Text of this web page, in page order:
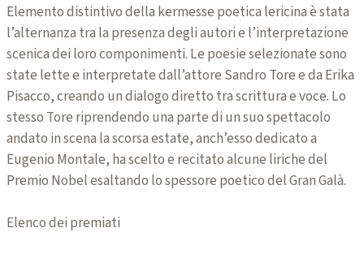
Elemento distintivo della kermesse poetica lericina è stata
l’alternanza tra la presenza degli autori e l’interpretazione
scenica dei loro componimenti. Le poesie selezionate sono
state lette e interpretate dall’attore Sandro Tore e da Erika
Pisacco, creando un dialogo diretto tra scrittura e voce. Lo
stesso Tore riprendendo una parte di un suo spettacolo
andato in scena la scorsa estate, anch’esso dedicato a
Eugenio Montale, ha scelto e recitato alcune liriche del
Premio Nobel esaltando lo spessore poetico del Gran Galà.
Elenco dei premiati